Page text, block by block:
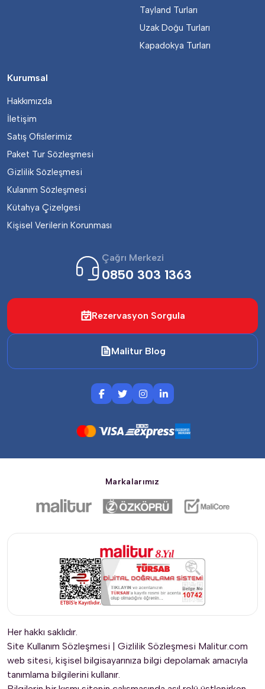
Tayland Turları
Uzak Doğu Turları
Kapadokya Turları
Kurumsal
Hakkımızda
İletişim
Satış Ofislerimiz
Paket Tur Sözleşmesi
Gizlilik Sözleşmesi
Kulanım Sözleşmesi
Kütahya Çizelgesi
Kişisel Verilerin Korunması
Çağrı Merkezi
0850 303 1363
Rezervasyon Sorgula
Malitur Blog
Markalarımız
Her hakkı saklıdır.
Site Kullanım Sözleşmesi | Gizlilik Sözleşmesi Malitur.com
web sitesi, kişisel bilgisayarınıza bilgi depolamak amacıyla
tanımlama bilgilerini kullanır.